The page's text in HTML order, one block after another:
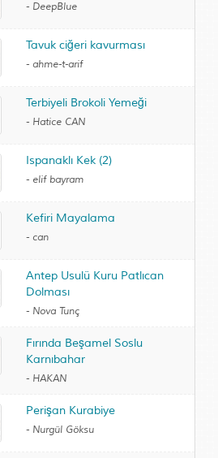
- DeepBlue
Tavuk ciğeri kavurması
- ahme-t-arif
Terbiyeli Brokoli Yemeği
- Hatice CAN
Ispanaklı Kek (2)
- elif bayram
Kefiri Mayalama
- can
Antep Usulü Kuru Patlıcan
Dolması
- Nova Tunç
Fırında Beşamel Soslu
Karnıbahar
- HAKAN
Perişan Kurabiye
- Nurgül Göksu